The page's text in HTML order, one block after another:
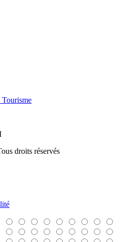
droits réservés